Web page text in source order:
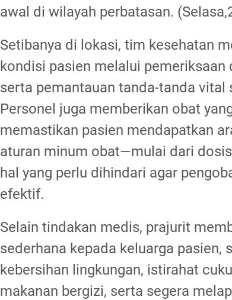
awal di wilayah perbatasan.
Setibanya di lokasi, tim kesehatan
kondisi pasien melalui pemeriksaan
serta pemantauan tanda-tanda vital
Personel juga memberikan obat
memastikan pasien mendapatkan
aturan minum obat—mulai dari
hal yang perlu dihindari agar
efektif.
Selain tindakan medis, prajurit
sederhana kepada keluarga pasien,
kebersihan lingkungan, istirahat
makanan bergizi, serta segera